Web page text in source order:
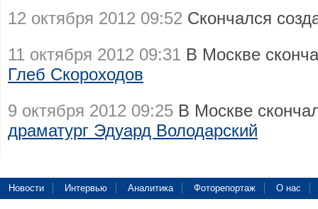
12 октября 2012 09:52 Скончался
11 октября 2012 09:31 В Москве
Глеб Скороходов
9 октября 2012 09:25 В Москве
драматург Эдуард Володарский
Новости Интервью Аналитика Фоторепортаж О нас